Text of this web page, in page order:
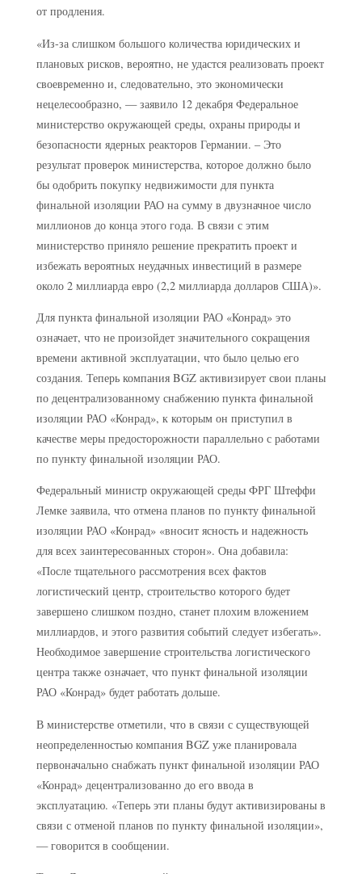
от продления.
«Из-за слишком большого количества юридических и
плановых рисков, вероятно, не удастся реализовать проект
своевременно и, следовательно, это экономически
нецелесообразно, — заявило 12 декабря Федеральное
министерство окружающей среды, охраны природы и
безопасности ядерных реакторов Германии. – Это
результат проверок министерства, которое должно было
бы одобрить покупку недвижимости для пункта
финальной изоляции РАО на сумму в двузначное число
миллионов до конца этого года. В связи с этим
министерство приняло решение прекратить проект и
избежать вероятных неудачных инвестиций в размере
около 2 миллиарда евро (2,2 миллиарда долларов США)».
Для пункта финальной изоляции РАО «Конрад» это
означает, что не произойдет значительного сокращения
времени активной эксплуатации, что было целью его
создания. Теперь компания BGZ активизирует свои планы
по децентрализованному снабжению пункта финальной
изоляции РАО «Конрад», к которым он приступил в
качестве меры предосторожности параллельно с работами
по пункту финальной изоляции РАО.
Федеральный министр окружающей среды ФРГ Штеффи
Лемке заявила, что отмена планов по пункту финальной
изоляции РАО «Конрад» «вносит ясность и надежность
для всех заинтересованных сторон». Она добавила:
«После тщательного рассмотрения всех фактов
логистический центр, строительство которого будет
завершено слишком поздно, станет плохим вложением
миллиардов, и этого развития событий следует избегать».
Необходимое завершение строительства логистического
центра также означает, что пункт финальной изоляции
РАО «Конрад» будет работать дольше.
В министерстве отметили, что в связи с существующей
неопределенностью компания BGZ уже планировала
первоначально снабжать пункт финальной изоляции РАО
«Конрад» децентрализованно до его ввода в
эксплуатацию. «Теперь эти планы будут активизированы в
связи с отменой планов по пункту финальной изоляции»,
— говорится в сообщении.